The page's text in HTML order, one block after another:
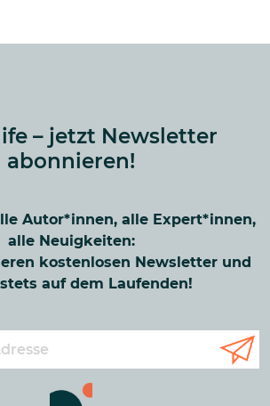
– jetzt Newsletter
abonnieren!
Autor*innen, alle Expert*innen,
alle Neuigkeiten:
kostenlosen Newsletter und
auf dem Laufenden!